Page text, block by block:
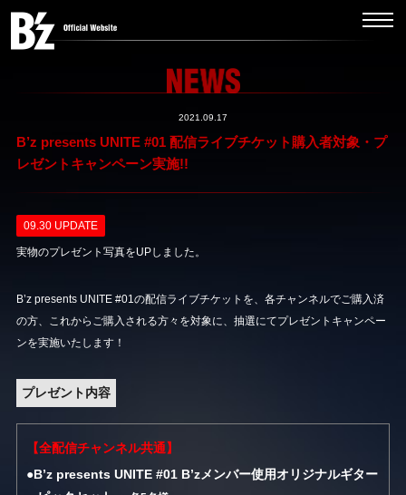
2021.09.17
B’z presents UNITE #01 配信ライブチケット購入者対象・プ
レゼントキャンペーン実施!!
09.30 UPDATE
実物のプレゼント写真をUPしました。
B’z presents UNITE #01の配信ライブチケットを、各チャンネルでご購入済
の方、これからご購入される方々を対象に、抽選にてプレゼントキャンペー
ンを実施いたします！
プレゼント内容
【全配信チャンネル共通】
●B’z presents UNITE #01 B’zメンバー使用オリジナルギター